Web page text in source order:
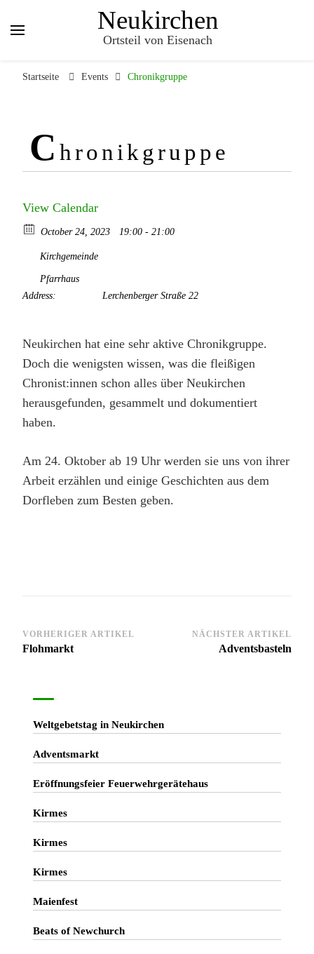
Neukirchen
Ortsteil von Eisenach
Startseite Events Chronikgruppe
C hronikgruppe
View Calendar
October 24, 2023 19:00 - 21:00
Kirchgemeinde
Pfarrhaus
Address:
Lerchenberger Straße 22
Neukirchen hat eine sehr aktive Chronikgruppe.
Doch die wenigsten wissen, was die fleißigen
Chronist:innen schon alles über Neukirchen
herausgefunden, gesammelt und dokumentiert
haben.
Am 24. Oktober ab 19 Uhr werden sie uns von ihrer
Arbeit erzählen und einige Geschichten aus dem
Dorfleben zum Besten geben.
Beitragsnavigation
VORHERIGER ARTIKEL
Flohmarkt
NÄCHSTER ARTIKEL
Adventsbasteln
Weltgebetstag in Neukirchen
Adventsmarkt
Eröffnungsfeier Feuerwehrgerätehaus
Kirmes
Kirmes
Kirmes
Maienfest
Beats of Newchurch